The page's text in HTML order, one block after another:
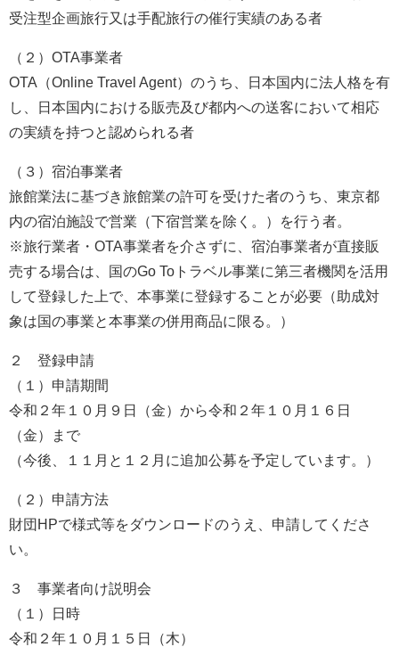
受注型企画旅行又は手配旅行の催行実績のある者
（２）OTA事業者
OTA（Online Travel Agent）のうち、日本国内に法人格を有
し、日本国内における販売及び都内への送客において相応
の実績を持つと認められる者
（３）宿泊事業者
旅館業法に基づき旅館業の許可を受けた者のうち、東京都
内の宿泊施設で営業（下宿営業を除く。）を行う者。
※旅行業者・OTA事業者を介さずに、宿泊事業者が直接販
売する場合は、国のGo Toトラベル事業に第三者機関を活用
して登録した上で、本事業に登録することが必要（助成対
象は国の事業と本事業の併用商品に限る。）
２ 登録申請
（１）申請期間
令和２年１０月９日（金）から令和２年１０月１６日
（金）まで
（今後、１１月と１２月に追加公募を予定しています。）
（２）申請方法
財団HPで様式等をダウンロードのうえ、申請してくださ
い。
３ 事業者向け説明会
（１）日時
令和２年１０月１５日（木）